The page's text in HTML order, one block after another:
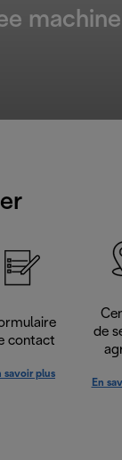
machine
contact
savoir plus
de
En